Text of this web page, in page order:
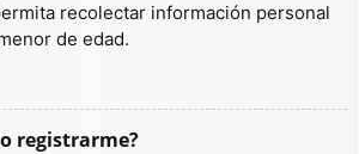
recolectar información personal
de edad.
registrarme?